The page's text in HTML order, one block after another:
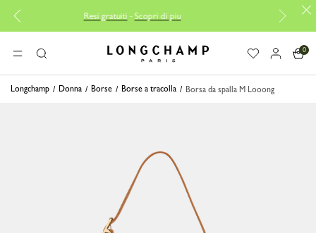
Resi gratuiti-Scopri di piu
MENURicerca Longchamp - Home
0
Longchamp Donna Borse Borse a tracolla Borsa da spalla M Looong